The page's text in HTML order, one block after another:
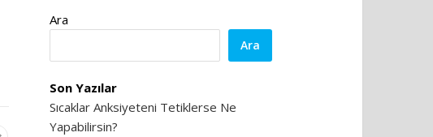
Ara
Ara
Son Yazılar
Sıcaklar Anksiyeteni Tetiklerse Ne
Yapabilirsin?